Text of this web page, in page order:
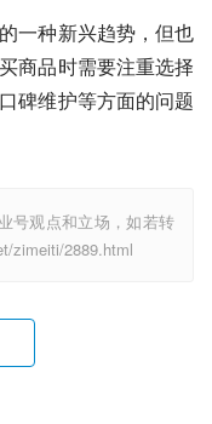
一种新兴趋势，但也
商品时需要注重选择
碑维护等方面的问题
号观点和立场，如若转
zimeiti/2889.html